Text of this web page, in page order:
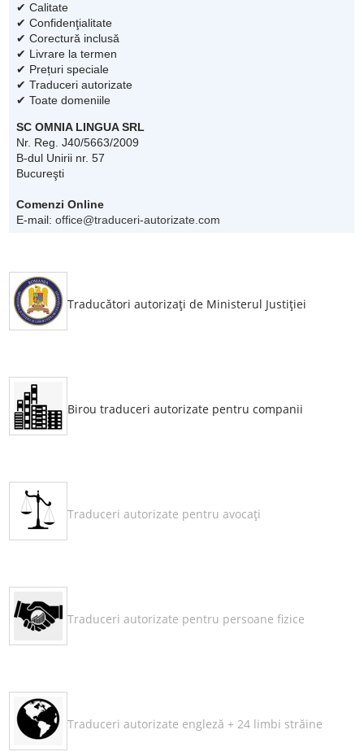
✔ Calitate
✔ Confidenţialitate
✔ Corectură inclusă
✔ Livrare la termen
✔ Prețuri speciale
✔ Traduceri autorizate
✔ Toate domeniile
SC OMNIA LINGUA SRL
Nr. Reg. J40/5663/2009
B-dul Unirii nr. 57
Bucureşti
Comenzi Online
E-mail:office@traduceri-autorizate.com
Traducători autorizaţi de Ministerul Justiţiei
Birou traduceri autorizate pentru companii
Traduceri autorizate pentru avocaţi
Traduceri autorizate pentru persoane fizice
Traduceri autorizate engleză + 24 limbi străine